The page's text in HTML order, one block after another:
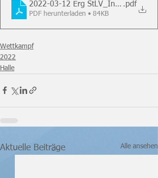
2022-03-12 Erg .pdf
PDF herunterladen • 84KB
Wettkampf
2022
Halle
Aktuelle Beiträge Alle ansehen